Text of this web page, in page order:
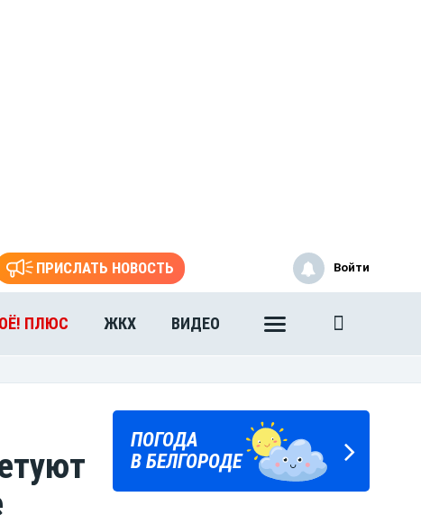
ПРИСЛАТЬ НОВОСТЬ
ПЛЮС ЖКХ ВИДЕО
Войти
ПОГОДА
В БЕЛГОРОДЕ
Подпишись
на тг-канал
«МОЁ! Белгород»
ГОРОСКОП
НА КАЖДЫЙ ДЕНЬ